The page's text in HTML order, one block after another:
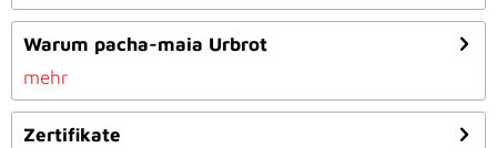
Warum pacha-maia Urbrot
mehr
Zertifikate